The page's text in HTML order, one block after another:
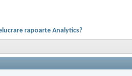
rapoarte Analytics?